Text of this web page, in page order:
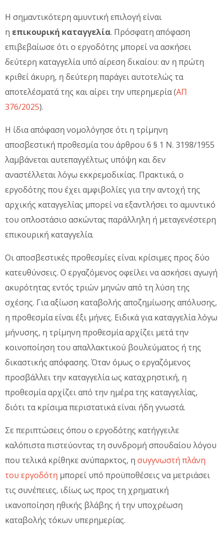
Η σημαντικότερη αμυντική επιλογή είναι
η επικουρική καταγγελία. Πρόσφατη απόφαση
επιβεβαίωσε ότι ο εργοδότης μπορεί να ασκήσει
δεύτερη καταγγελία υπό αίρεση δικαίου: αν η πρώτη
κριθεί άκυρη, η δεύτερη παράγει αυτοτελώς τα
αποτελέσματά της και αίρει την υπερημερία (ΑΠ
376/2025).
Η ίδια απόφαση νομολόγησε ότι η τρίμηνη
αποσβεστική προθεσμία του άρθρου 6 § 1 Ν. 3198/1955
λαμβάνεται αυτεπαγγέλτως υπόψη και δεν
αναστέλλεται λόγω εκκρεμοδικίας. Πρακτικά, ο
εργοδότης που έχει αμφιβολίες για την αντοχή της
αρχικής καταγγελίας μπορεί να εξαντλήσει το αμυντικό
του οπλοστάσιο ασκώντας παράλληλη ή μεταγενέστερη
επικουρική καταγγελία.
Οι αποσβεστικές προθεσμίες είναι κρίσιμες προς δύο
κατευθύνσεις. Ο εργαζόμενος οφείλει να ασκήσει αγωγή
ακυρότητας εντός τριών μηνών από τη λύση της
σχέσης. Για αξίωση καταβολής αποζημίωσης απόλυσης,
η προθεσμία είναι έξι μήνες. Ειδικά για καταγγελία λόγω
μήνυσης, η τρίμηνη προθεσμία αρχίζει μετά την
κοινοποίηση του απαλλακτικού βουλεύματος ή της
δικαστικής απόφασης. Όταν όμως ο εργαζόμενος
προσβάλλει την καταγγελία ως καταχρηστική, η
προθεσμία αρχίζει από την ημέρα της καταγγελίας,
διότι τα κρίσιμα περιστατικά είναι ήδη γνωστά.
Σε περιπτώσεις όπου ο εργοδότης κατήγγειλε
καλόπιστα πιστεύοντας τη συνδρομή σπουδαίου λόγου
που τελικά κρίθηκε ανύπαρκτος, η συγγνωστή πλάνη
του εργοδότη μπορεί υπό προϋποθέσεις να μετριάσει
τις συνέπειες, ιδίως ως προς τη χρηματική
ικανοποίηση ηθικής βλάβης ή την υποχρέωση
καταβολής τόκων υπερημερίας.